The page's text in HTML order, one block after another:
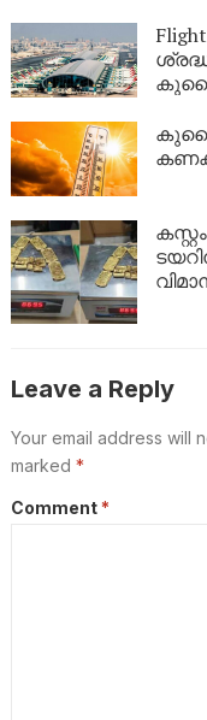
Leave a Reply
Your email address will
marked *
Comment *